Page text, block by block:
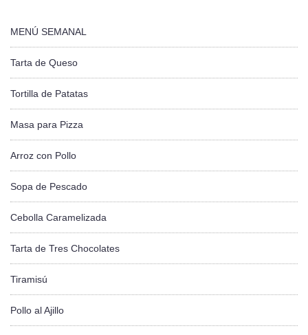
MENÚ SEMANAL
Tarta de Queso
Tortilla de Patatas
Masa para Pizza
Arroz con Pollo
Sopa de Pescado
Cebolla Caramelizada
Tarta de Tres Chocolates
Tiramisú
Pollo al Ajillo